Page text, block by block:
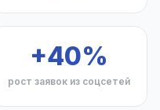
+40%
рост заявок из соцсетей